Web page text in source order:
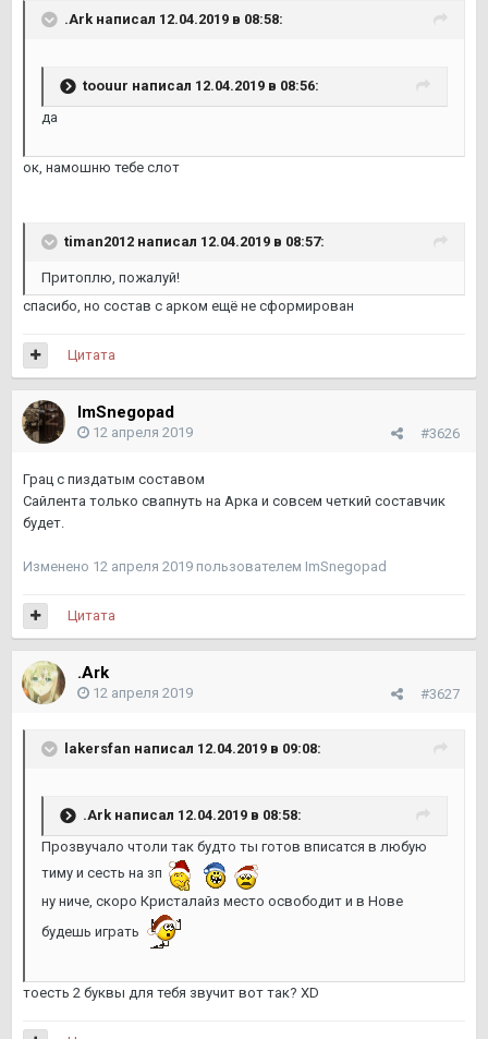
.Ark написал 12.04.2019 в 08:58:
toouur написал 12.04.2019 в 08:56:
да
ок, намошню тебе слот
timan2012 написал 12.04.2019 в 08:57:
Притоплю, пожалуй!
спасибо, но состав с арком ещё не сформирован
Цитата
ImSnegopad
#3626
12 апреля 2019
Грац с пиздатым составом
Сайлента только свапнуть на Арка и совсем четкий составчик
будет.
Изменено 12 апреля 2019 пользователем ImSnegopad
Цитата
.Ark
#3627
12 апреля 2019
lakersfan написал 12.04.2019 в 09:08:
.Ark написал 12.04.2019 в 08:58:
Прозвучало чтоли так будто ты готов вписатся в любую
тиму и сесть на зп
ну ниче, скоро Кристалайз место освободит и в Нове
будешь играть
тоесть 2 буквы для тебя звучит вот так? XD